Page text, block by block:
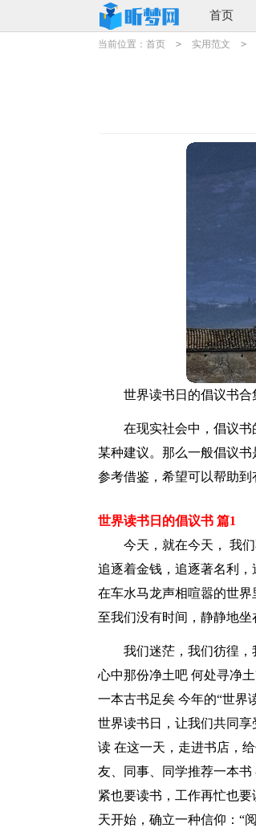
首页
当前位置： 首页 > 实用范文 >
世界读书日的倡议书合
在现实社会中，倡议
某种建议。那么一般倡议
参考借鉴，希望可以帮助到
世界读书日的倡议书 篇1
今天，就在今天， 我
追逐着金钱，追逐著名利
在车水马龙声相喧嚣的世
至我们没有时间，静静地
我们迷茫，我们彷徨
心中那份净土吧 何处寻净
一本古书足矣 今年的“世界
世界读书日，让我们共同
读 在这一天，走进书店，
友、同事、同学推荐一本
紧也要读书，工作再忙也
天开始，确立一种信仰：“